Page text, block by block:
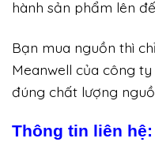
hành sản phẩm lên
Bạn mua nguồn thì
Meanwell của công
đúng chất lượng
Thông tin liên hệ: